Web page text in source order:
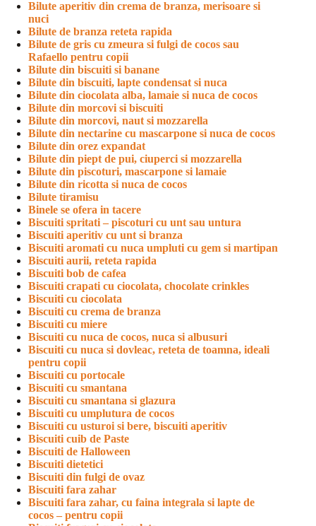
Bilute aperitiv din crema de branza, merisoare si
nuci
Bilute de branza reteta rapida
Bilute de gris cu zmeura si fulgi de cocos sau
Rafaello pentru copii
Bilute din biscuiti si banane
Bilute din biscuiti, lapte condensat si nuca
Bilute din ciocolata alba, lamaie si nuca de cocos
Bilute din morcovi si biscuiti
Bilute din morcovi, naut si mozzarella
Bilute din nectarine cu mascarpone si nuca de cocos
Bilute din orez expandat
Bilute din piept de pui, ciuperci si mozzarella
Bilute din piscoturi, mascarpone si lamaie
Bilute din ricotta si nuca de cocos
Bilute tiramisu
Binele se ofera in tacere
Biscuiti spritati – piscoturi cu unt sau untura
Biscuiti aperitiv cu unt si branza
Biscuiti aromati cu nuca umpluti cu gem si martipan
Biscuiti aurii, reteta rapida
Biscuiti bob de cafea
Biscuiti crapati cu ciocolata, chocolate crinkles
Biscuiti cu ciocolata
Biscuiti cu crema de branza
Biscuiti cu miere
Biscuiti cu nuca de cocos, nuca si albusuri
Biscuiti cu nuca si dovleac, reteta de toamna, ideali
pentru copii
Biscuiti cu portocale
Biscuiti cu smantana
Biscuiti cu smantana si glazura
Biscuiti cu umplutura de cocos
Biscuiti cu usturoi si bere, biscuiti aperitiv
Biscuiti cuib de Paste
Biscuiti de Halloween
Biscuiti dietetici
Biscuiti din fulgi de ovaz
Biscuiti fara zahar
Biscuiti fara zahar, cu faina integrala si lapte de
cocos – pentru copii